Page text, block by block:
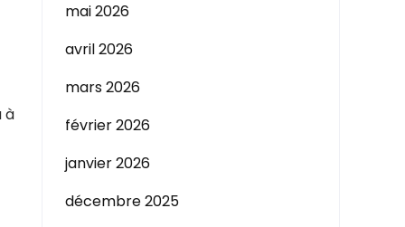
à
mai 2026
avril 2026
mars 2026
février 2026
janvier 2026
décembre 2025